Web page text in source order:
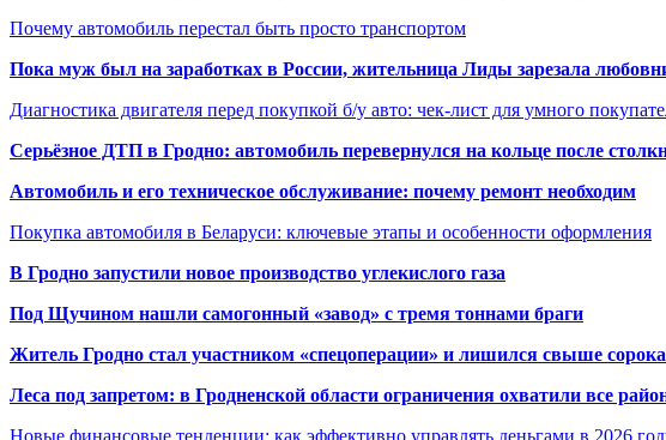
Почему автомобиль перестал быть просто транспортом
Пока муж был на заработках в России, жительница Лиды зарезала
Диагностика двигателя перед покупкой б/у авто: чек-лист для умного
Серьёзное ДТП в Гродно: автомобиль перевернулся на кольце после
Автомобиль и его техническое обслуживание: почему ремонт необходим
Покупка автомобиля в Беларуси: ключевые этапы и особенности оформления
В Гродно запустили новое производство углекислого газа
Под Щучином нашли самогонный «завод» с тремя тоннами браги
Житель Гродно стал участником «спецоперации» и лишился свыше
Леса под запретом: в Гродненской области ограничения охватили все
Новые финансовые тенденции: как эффективно управлять деньгами в 2026